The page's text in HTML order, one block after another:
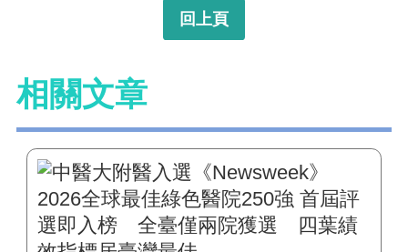
回上頁
相關文章